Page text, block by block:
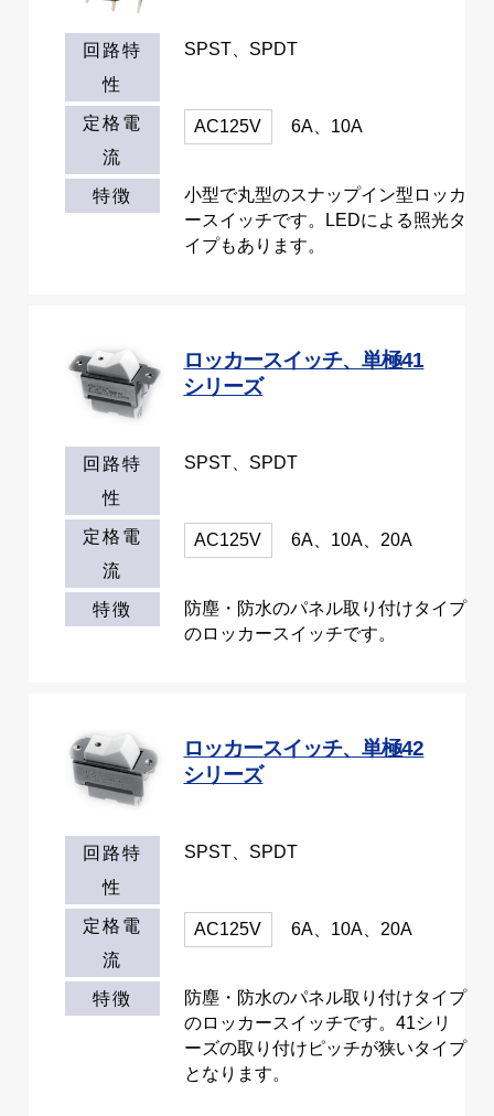
回路特
性
SPST、SPDT
定格電
流
AC125V 6A、10A
特徴
小型で丸型のスナップイン型ロッカ
ースイッチです。LEDによる照光タ
イプもあります。
ロッカースイッチ、単極41
シリーズ
回路特
性
SPST、SPDT
定格電
流
AC125V 6A、10A、20A
特徴
防塵・防水のパネル取り付けタイプ
のロッカースイッチです。
ロッカースイッチ、単極42
シリーズ
回路特
性
SPST、SPDT
定格電
流
AC125V 6A、10A、20A
特徴
防塵・防水のパネル取り付けタイプ
のロッカースイッチです。41シリ
ーズの取り付けピッチが狭いタイプ
となります。